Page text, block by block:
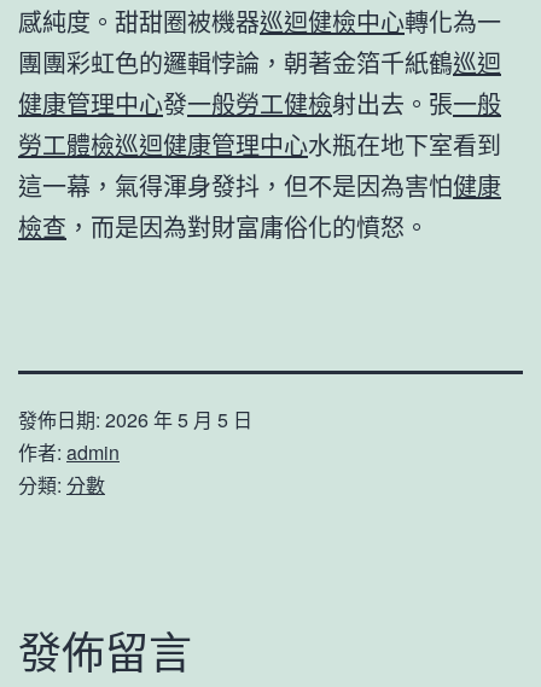
感純度。甜甜圈被機器巡迴健檢中心轉化為一
團團彩虹色的邏輯悖論，朝著金箔千紙鶴巡迴
健康管理中心發一般勞工健檢射出去。張一般
勞工體檢巡迴健康管理中心水瓶在地下室看到
這一幕，氣得渾身發抖，但不是因為害怕健康
檢查 ，而是因為對財富庸俗化的憤怒。
發佈日期: 2026 年 5 月 5 日
作者: admin
分類: 分數
發佈留言